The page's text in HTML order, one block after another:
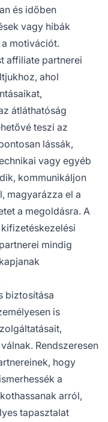
és időben
vagy hibák
motivációt.
affiliate partnerei
ahol
átláthatóság
teszi az
lássák,
vagy egyéb
kommunikáljon
magyarázza el a
a megoldásra. A
mindig
biztosítása
is
Rendszeresen
hogy
a
arról,
tapasztalat